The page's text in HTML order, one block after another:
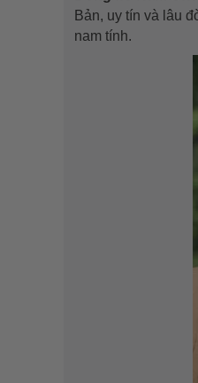
Bản, uy tín và lâu
nam tính.